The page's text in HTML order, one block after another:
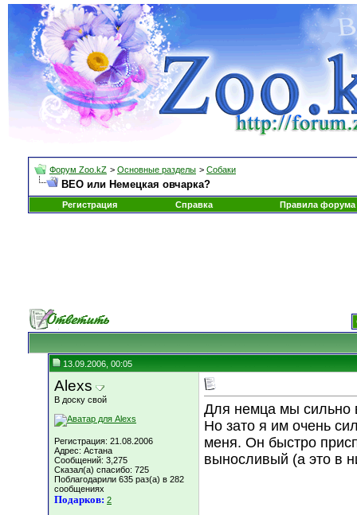
Форум Zoo.kZ > Основные разделы > Собаки
ВЕО или Немецкая овчарка?
Регистрация Справка Правила форума
13.09.2006, 00:05
Alexs
В доску свой
Регистрация: 21.08.2006
Адрес: Астана
Сообщений: 3,275
Сказал(а) спасибо: 725
Поблагодарили 635 раз(а) в 282
сообщениях
Подарков: 2
Для немца мы сильно
Но зато я им очень
меня. Он быстро
выносливый (а это в